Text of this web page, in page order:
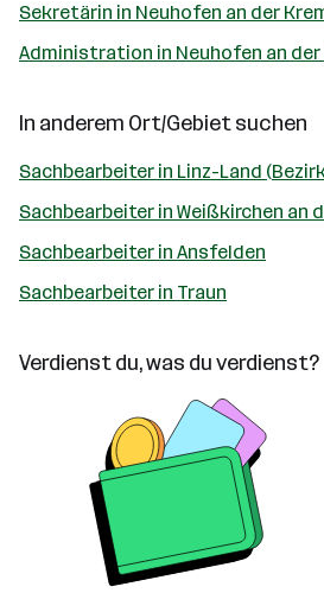
Sekretärin in Neuhofen an der
Administration in Neuhofen an der
In anderem Ort/Gebiet suchen
Sachbearbeiter in Linz-Land
Sachbearbeiter in Weißkirchen an
Sachbearbeiter in Ansfelden
Sachbearbeiter in Traun
Verdienst du, was du verdienst?